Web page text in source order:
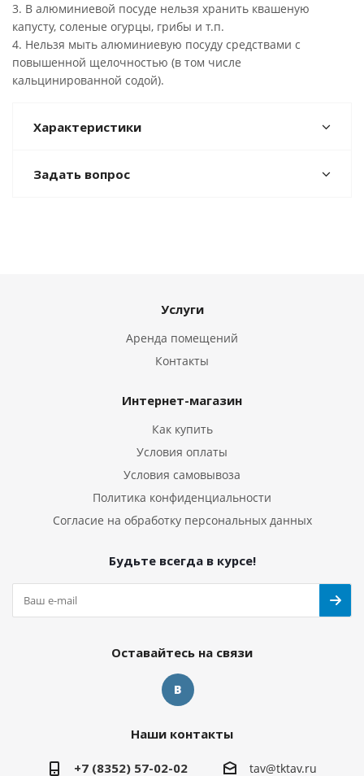
3. В алюминиевой посуде нельзя хранить квашеную
капусту, соленые огурцы, грибы и т.п.
4. Нельзя мыть алюминиевую посуду средствами с
повышенной щелочностью (в том числе
кальцинированной содой).
Характеристики
Задать вопрос
Услуги
Аренда помещений
Контакты
Интернет-магазин
Как купить
Условия оплаты
Условия самовывоза
Политика конфиденциальности
Согласие на обработку персональных данных
Будьте всегда в курсе!
Оставайтесь на связи
Наши контакты
+7 (8352) 57-02-02 tav@tktav.ru